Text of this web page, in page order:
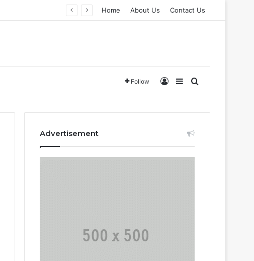
Home About Us Contact Us
Follow Log InSidebarSearch for
Advertisement